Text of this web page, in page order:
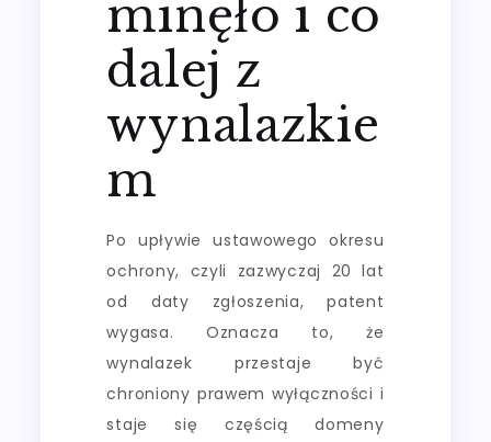
minęło i co
dalej z
wynalazkie
m
Po upływie ustawowego okresu
ochrony, czyli zazwyczaj 20 lat
od daty zgłoszenia, patent
wygasa. Oznacza to, że
wynalazek przestaje być
chroniony prawem wyłączności i
staje się częścią domeny